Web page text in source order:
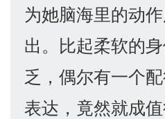
为她脑海里的动
出。比起柔软的
乏，偶尔有一个
表达，竟然就成